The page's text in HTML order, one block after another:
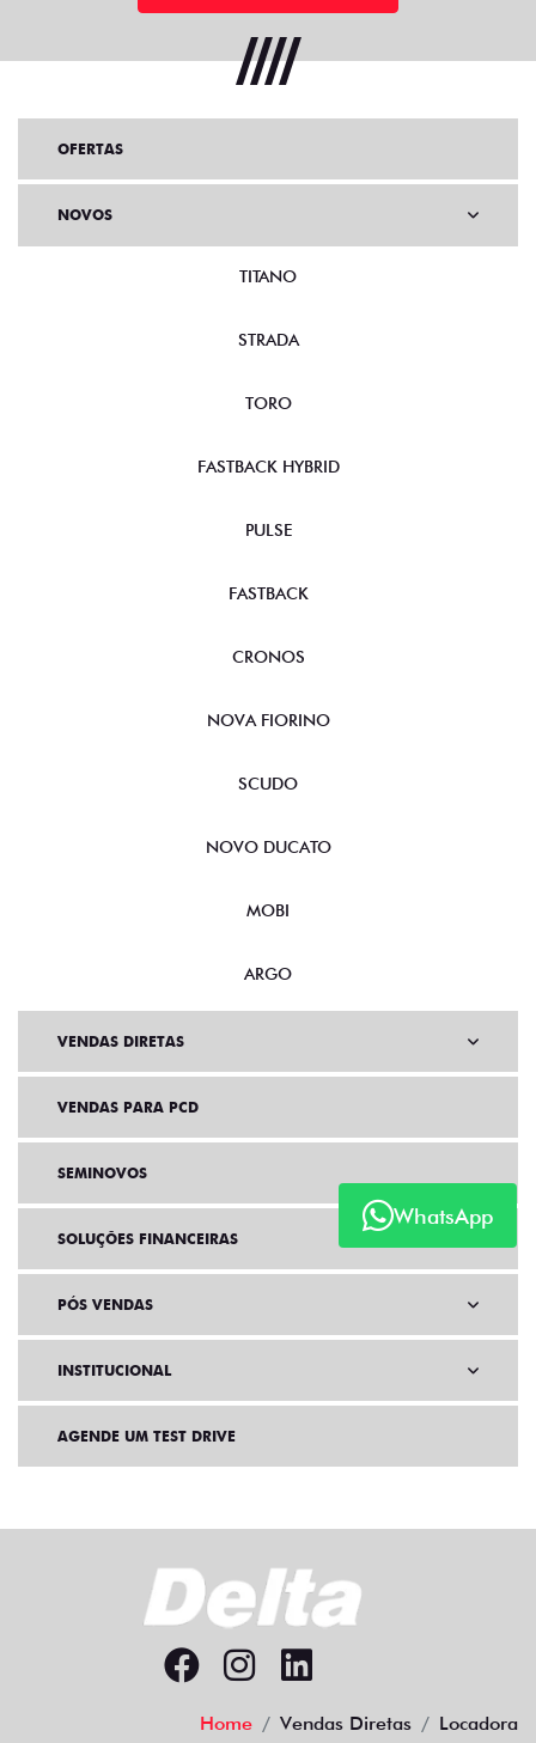
WhatsApp
OFERTAS
NOVOS
TITANO
STRADA
TORO
FASTBACK HYBRID
PULSE
FASTBACK
CRONOS
NOVA FIORINO
SCUDO
NOVO DUCATO
MOBI
ARGO
VENDAS DIRETAS
VENDAS PARA PCD
SEMINOVOS
SOLUÇÕES FINANCEIRAS
PÓS VENDAS
INSTITUCIONAL
AGENDE UM TEST DRIVE
Home Vendas Diretas Locadora